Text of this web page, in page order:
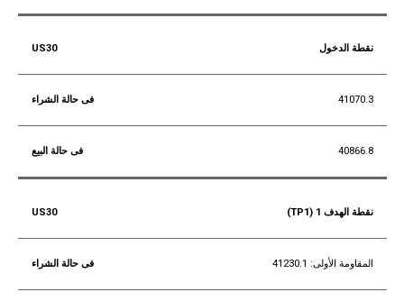
نقطة الدخول
41070.3
40866.8
نقطة الهدف 1 (TP1)
المقاومة الأولى: 41230.1